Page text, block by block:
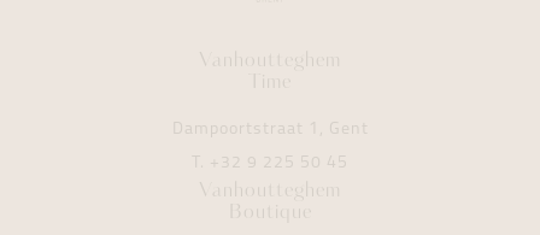
Vanhoutteghem
Time
Dampoortstraat 1, Gent
T. +32 9 225 50 45
Vanhoutteghem
Boutique